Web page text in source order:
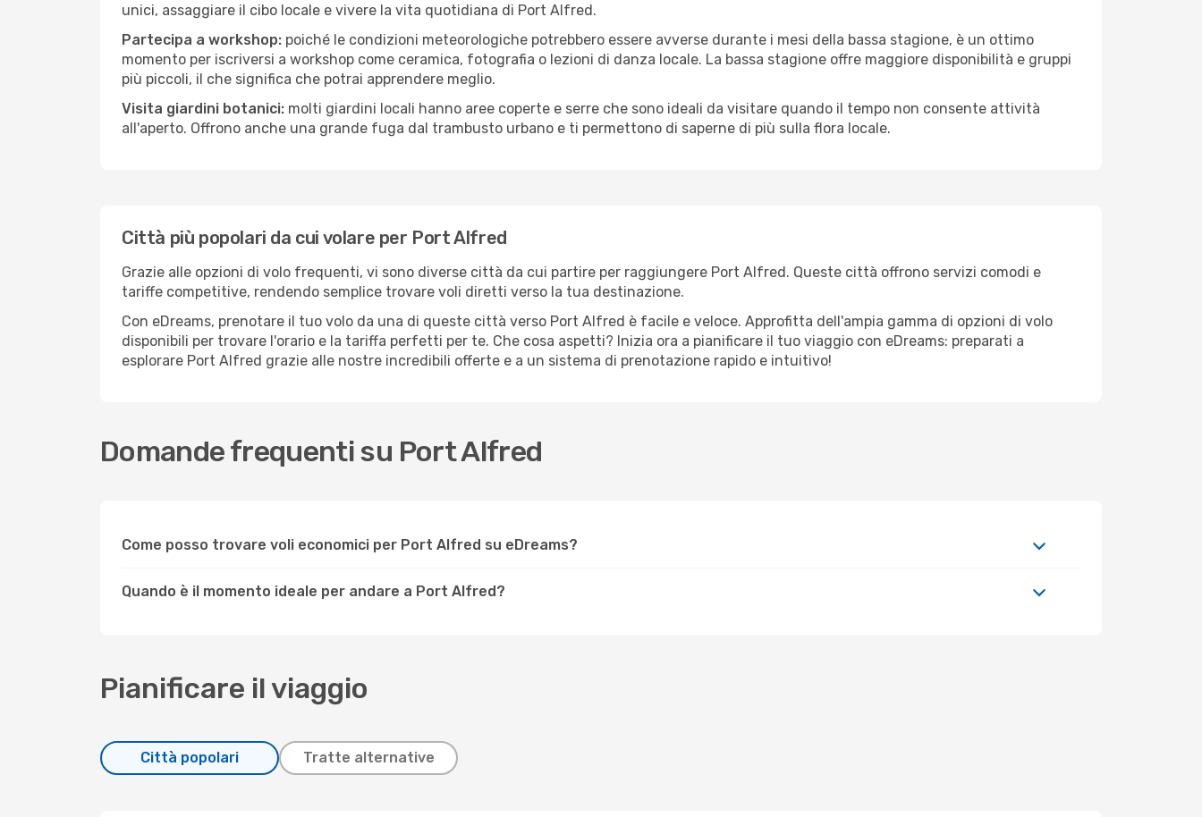
unici, assaggiare il cibo locale e vivere la vita quotidiana di Port Alfred.
Partecipa a workshop: poiché le condizioni meteorologiche potrebbero essere avverse durante i mesi della bassa stagione, è un ottimo
momento per iscriversi a workshop come ceramica, fotografia o lezioni di danza locale. La bassa stagione offre maggiore disponibilità e gruppi
più piccoli, il che significa che potrai apprendere meglio.
Visita giardini botanici: molti giardini locali hanno aree coperte e serre che sono ideali da visitare quando il tempo non consente attività
all'aperto. Offrono anche una grande fuga dal trambusto urbano e ti permettono di saperne di più sulla flora locale.
Città più popolari da cui volare per Port Alfred
Grazie alle opzioni di volo frequenti, vi sono diverse città da cui partire per raggiungere Port Alfred. Queste città offrono servizi comodi e
tariffe competitive, rendendo semplice trovare voli diretti verso la tua destinazione.
Con eDreams, prenotare il tuo volo da una di queste città verso Port Alfred è facile e veloce. Approfitta dell'ampia gamma di opzioni di volo
disponibili per trovare l'orario e la tariffa perfetti per te. Che cosa aspetti? Inizia ora a pianificare il tuo viaggio con eDreams: preparati a
esplorare Port Alfred grazie alle nostre incredibili offerte e a un sistema di prenotazione rapido e intuitivo!
Domande frequenti su Port Alfred
Come posso trovare voli economici per Port Alfred su eDreams?
Quando è il momento ideale per andare a Port Alfred?
Pianificare il viaggio
Città popolari Tratte alternative